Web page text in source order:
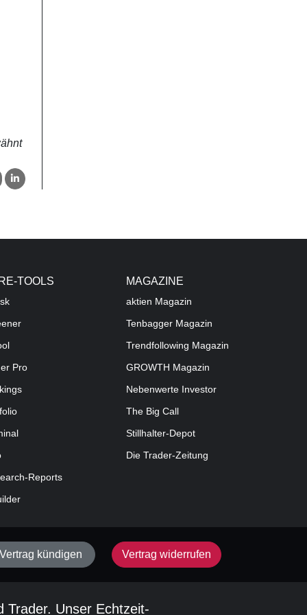
TOOLS
Pro
Reports
MAGAZINE
aktien Magazin
Tenbagger Magazin
Trendfollowing Magazin
GROWTH Magazin
Nebenwerte Investor
The Big Call
Stillhalter-Depot
Die Trader-Zeitung
kündigen Vertrag widerrufen
Trader. Unser Echtzeit-